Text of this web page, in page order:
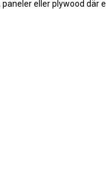
eller plywood där